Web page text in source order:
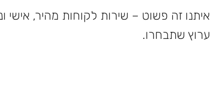
איתנו זה פשוט – שירות לקוחות מהיר, אישי
ערוץ שתבחרו.